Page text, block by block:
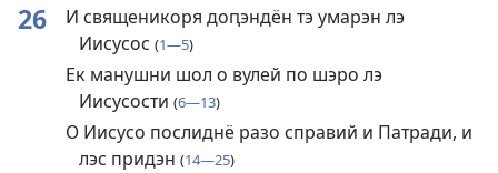
26
И священикоря доԥэндён тэ умарэн лэ
Иисусос (1—5)
Ек манушни шол о вулей по шэро лэ
Иисусости (6—13)
О Иисусо послиднё разо справий и Патради, и
лэс придэн (14—25)